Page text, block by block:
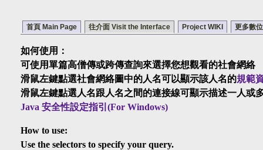
首頁 Main Page 往介面 Visit the Interface Project WIKI 更多數
如何使用：
可使用單篇高僧傳或跨傳查詢來選擇您想觀看的社會網絡
滑鼠左鍵點選社會網絡圖中的人名可以顯示該人名的規範
滑鼠左鍵點選人名跟人名之間的連接線可顯示描述一人或
Java 安全性設定指引(For Windows)
How to use:
Use the selectors to specify your query.